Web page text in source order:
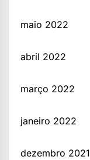
maio 2022
abril 2022
março 2022
janeiro 2022
dezembro 2021